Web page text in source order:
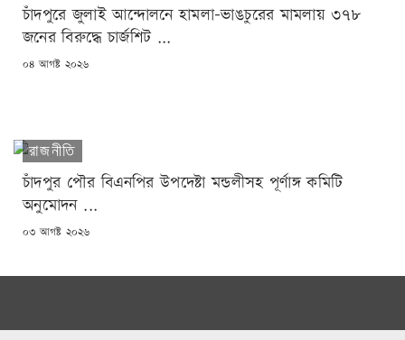
চাঁদপুরে জুলাই আন্দোলনে হামলা-ভাঙচুরের মামলায় ৩৭৮
জনের বিরুদ্ধে চার্জশিট ...
POSTED
০৪ আগষ্ট ২০২৬
রাজনীতি
চাঁদপুর পৌর বিএনপির উপদেষ্টা মন্ডলীসহ পূর্ণাঙ্গ কমিটি
অনুমোদন ...
POSTED
০৩ আগষ্ট ২০২৬